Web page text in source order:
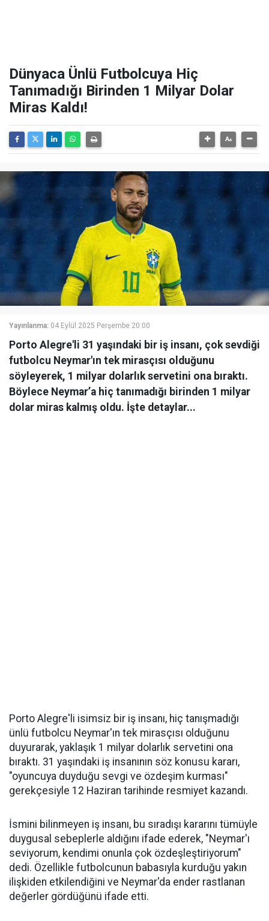
Dünyaca Ünlü Futbolcuya Hiç
Tanımadığı Birinden 1 Milyar Dolar
Miras Kaldı!
Yayınlanma: 04 Eylül 2025 Perşembe 20:00
Porto Alegre'li 31 yaşındaki bir iş insanı, çok sevdiği
futbolcu Neymar'ın tek mirasçısı olduğunu
söyleyerek, 1 milyar dolarlık servetini ona bıraktı.
Böylece Neymar’a hiç tanımadığı birinden 1 milyar
dolar miras kalmış oldu. İşte detaylar...
Porto Alegre'li isimsiz bir iş insanı, hiç tanışmadığı
ünlü futbolcu Neymar'ın tek mirasçısı olduğunu
duyurarak, yaklaşık 1 milyar dolarlık servetini ona
bıraktı. 31 yaşındaki iş insanının söz konusu kararı,
"oyuncuya duyduğu sevgi ve özdeşim kurması"
gerekçesiyle 12 Haziran tarihinde resmiyet kazandı.
İsmini bilinmeyen iş insanı, bu sıradışı kararını tümüyle
duygusal sebeplerle aldığını ifade ederek, "Neymar'ı
seviyorum, kendimi onunla çok özdeşleştiriyorum"
dedi. Özellikle futbolcunun babasıyla kurduğu yakın
ilişkiden etkilendiğini ve Neymar'da ender rastlanan
değerler gördüğünü ifade etti.